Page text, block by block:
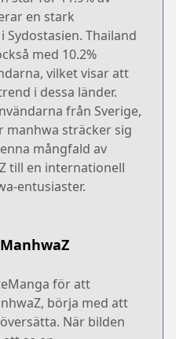
en stark
Thailand
med 10.2%
vilket visar att
i dessa länder.
från Sverige,
manhwa sträcker sig
mångfald av
till en internationell
entusiaster.
för att
börja med att
När bilden